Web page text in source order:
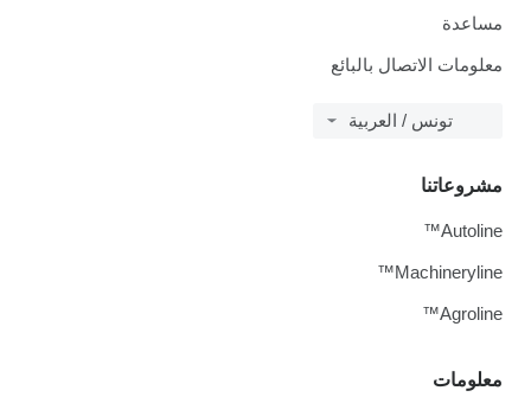
مساعدة
معلومات الاتصال بالبائع
تونس / العربية
معلومات
مشروعاتنا
Autoline™
Machineryline™
Agroline™